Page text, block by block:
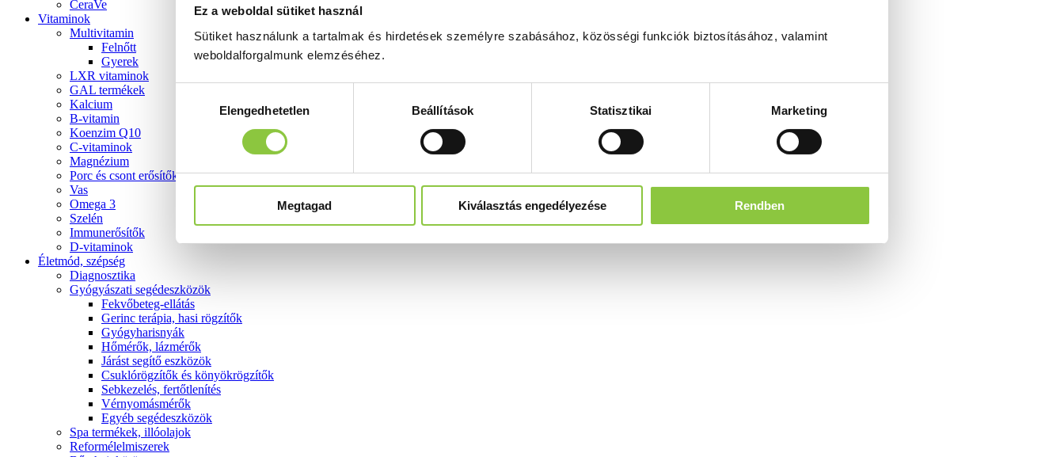
Ez a weboldal sütiket használ
Sütiket használunk a tartalmak és hirdetések személyre szabásához, közösségi funkciók biztosításához, valamint
weboldalforgalmunk elemzéséhez.
kiválasztásaElengedhetetlen Beállítások Statisztikai Marketing
Megtagad Kiválasztás engedélyezése Rendben
CeraVe
Vitaminok
Multivitamin
Felnőtt
Gyerek
LXR vitaminok
GAL termékek
Kalcium
B-vitamin
Koenzim Q10
C-vitaminok
Magnézium
Porc és csont erősítők
Vas
Omega 3
Szelén
Immunerősítők
D-vitaminok
Életmód, szépség
Diagnosztika
Gyógyászati segédeszközök
Fekvőbeteg-ellátás
Gerinc terápia, hasi rögzítők
Gyógyharisnyák
Hőmérők, lázmérők
Járást segítő eszközök
Csuklórögzítők és könyökrögzítők
Sebkezelés, fertőtlenítés
Vérnyomásmérők
Egyéb segédeszközök
Spa termékek, illóolajok
Reformélelmiszerek